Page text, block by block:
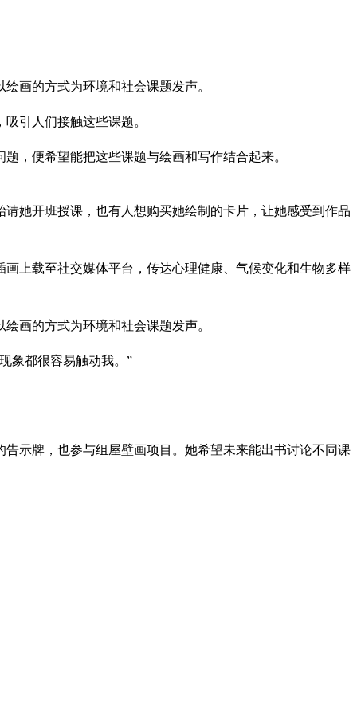
画的方式为环境和社会课题发声。
引人们接触这些课题。
，便希望能把这些课题与绘画和写作结合起来。
她开班授课，也有人想购买她绘制的卡片，让她感受到作品
上载至社交媒体平台，传达心理健康、气候变化和生物多样
画的方式为环境和社会课题发声。
象都很容易触动我。”
示牌，也参与组屋壁画项目。她希望未来能出书讨论不同课